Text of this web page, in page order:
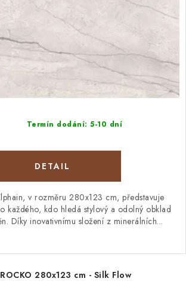
Termín dodání: 5-10 dní
v rozměru 280x123 cm, představuje
každého, kdo hledá stylový a odolný obklad
Díky inovativnímu složení z minerálních...
280x123 cm - Silk Flow